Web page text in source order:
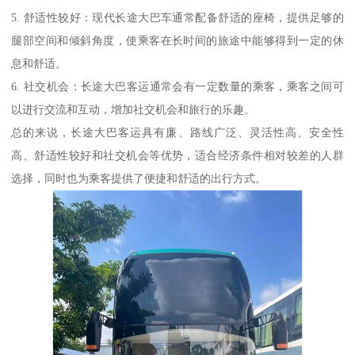
5. 舒适性较好：现代长途大巴车通常配备舒适的座椅，提供足够的
腿部空间和倾斜角度，使乘客在长时间的旅途中能够得到一定的休
息和舒适。
6. 社交机会：长途大巴客运通常会有一定数量的乘客，乘客之间可
以进行交流和互动，增加社交机会和旅行的乐趣。
总的来说，长途大巴客运具有廉、路线广泛、灵活性高、安全性
高、舒适性较好和社交机会等优势，适合经济条件相对较差的人群
选择，同时也为乘客提供了便捷和舒适的出行方式。